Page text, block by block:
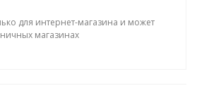
для интернет-магазина и может
магазинах